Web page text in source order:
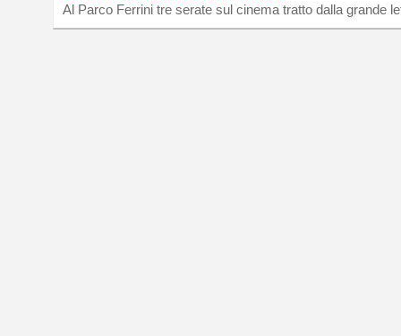
Al Parco Ferrini tre serate sul cinema tratto dalla grande